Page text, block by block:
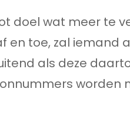
doel wat meer te
en toe, zal iemand
als deze
worden